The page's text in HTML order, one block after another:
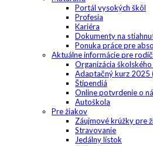
Portál vysokých škôl
Profesia
Kariéra
Dokumenty na
Ponuka práce pre
Aktuálne informácie pre
Organizácia
Adaptačný kurz 2025
Štipendiá
Online potvrdenie o
Autoškola
Pre žiakov
Záujmové krúžky pre
Stravovanie
Jedálny lístok